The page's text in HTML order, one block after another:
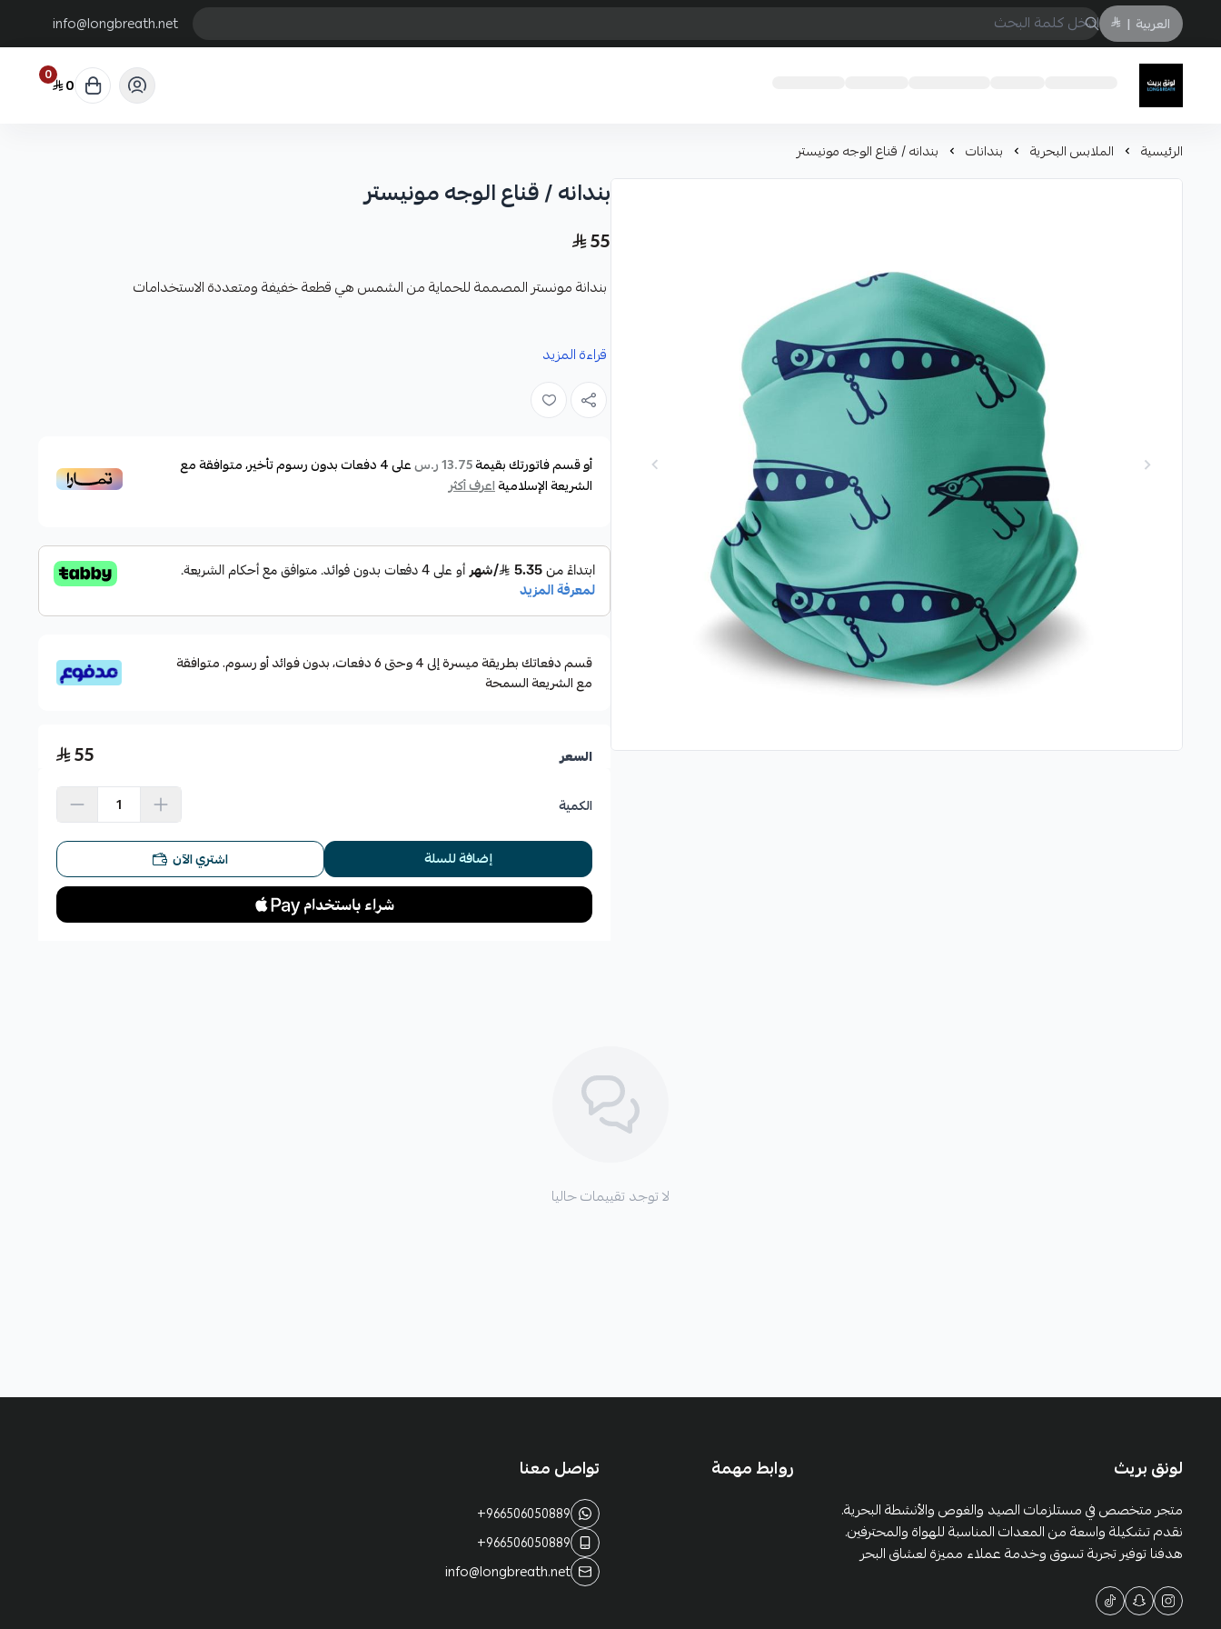
العربية |
info@longbreath.net
لونق بريث
0 0
الرئيسية الملابس البحرية بندانات بندانه / قناع الوجه مونيستر
بندانه / قناع الوجه مونيستر
55
بندانة مونستر المصممة للحماية من الشمس هي قطعة خفيفة ومتعددة الاستخدامات
المميزات :
حماية فعالة من أشعة الشمس الضارة. تُرتدى حول الرقبة وتغطي جوانب الوجه وأحياناً الرأس كله
القوارب، والغوص.
حماية جيدة للجلد وتعمل على منع الحرارة والعرق، مما يجعلها مثالية لراحة دائمة أثناء التعرض
سهولة التنفس مع ميزة الجفاف السريع
قراءة المزيد
أو قسم فاتورتك بقيمة13.75 ر.س على4دفعات بدون رسوم تأخير، متوافقة مع
الشريعة الإسلاميةاعرف أكثر
قسم دفعاتك بطريقة ميسرة إلى 4 وحتى 6 دفعات، بدون فوائد أو رسوم. متوافقة
مع الشريعة السمحة
السعر 55
الكمية
إضافة للسلة اشتري الآن
لا توجد تقييمات حاليا
لونق بريث
متجر متخصص في مستلزمات الصيد والغوص والأنشطة البحرية.
نقدم تشكيلة واسعة من المعدات المناسبة للهواة والمحترفين.
هدفنا توفير تجربة تسوق وخدمة عملاء مميزة لعشاق البحر
روابط مهمة تواصل معنا
+966506050889
+966506050889
info@longbreath.net